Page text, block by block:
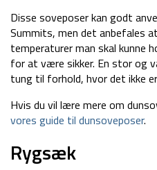
Disse soveposer kan godt
Summits, men det anbefales
temperaturer man skal kunne
for at være sikker. En stor og
tung til forhold, hvor det ikke
Hvis du vil lære mere om
vores guide til dunsoveposer.
Rygsæk